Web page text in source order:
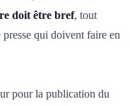
doit être bref, tout
qui doivent faire en
pour la publication du